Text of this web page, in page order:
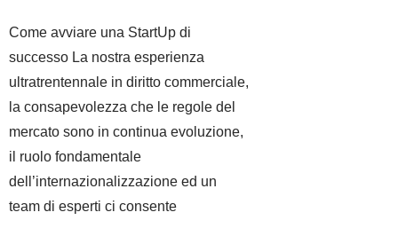
Come avviare una StartUp di
successo La nostra esperienza
ultratrentennale in diritto commerciale,
la consapevolezza che le regole del
mercato sono in continua evoluzione,
il ruolo fondamentale
dell’internazionalizzazione ed un
team di esperti ci consente